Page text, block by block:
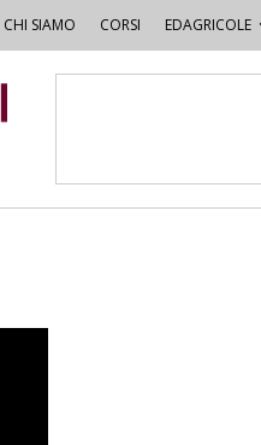
CHI SIAMO CORSI EDAGRICOLE